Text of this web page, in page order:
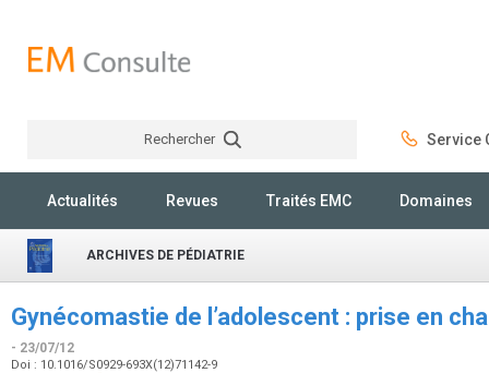
Rechercher Service
Actualités Revues Traités EMC Domaines
ARCHIVES DE PÉDIATRIE
Gynécomastie de l’adolescent : prise en
- 23/07/12
Doi : 10.1016/S0929-693X(12)71142-9